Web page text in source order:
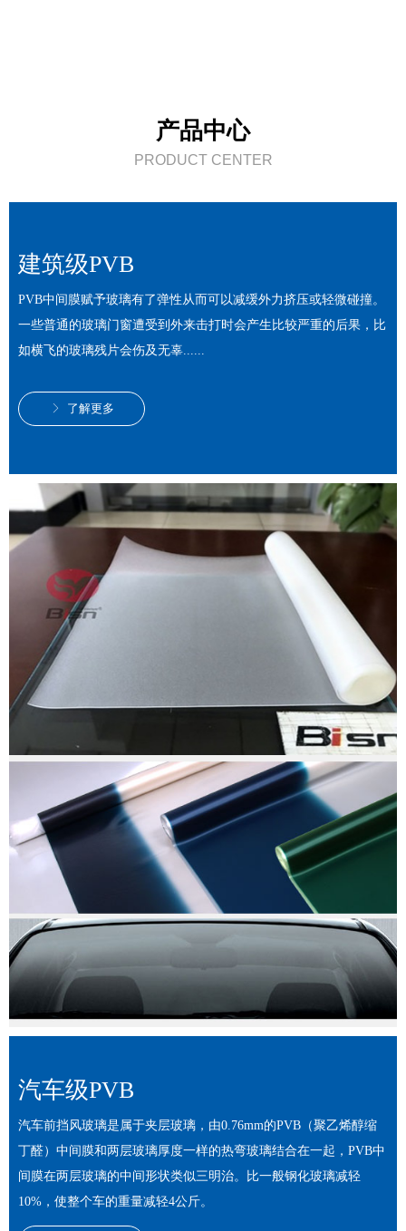
产品中心
PRODUCT CENTER
建筑级PVB
PVB中间膜赋予玻璃有了弹性从而可以减缓外力挤压或轻微碰撞。
一些普通的玻璃门窗遭受到外来击打时会产生比较严重的后果，比
如横飞的玻璃残片会伤及无辜......
ꁕ 了解更多
汽车级PVB
汽车前挡风玻璃是属于夹层玻璃，由0.76mm的PVB（聚乙烯醇缩
丁醛）中间膜和两层玻璃厚度一样的热弯玻璃结合在一起，PVB中
间膜在两层玻璃的中间形状类似三明治。比一般钢化玻璃减轻
10%，使整个车的重量减轻4公斤。